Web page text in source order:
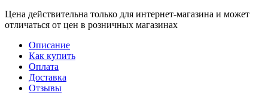
Цена действительна только для интернет-магазина и может
отличаться от цен в розничных магазинах
Описание
Как купить
Оплата
Доставка
Отзывы